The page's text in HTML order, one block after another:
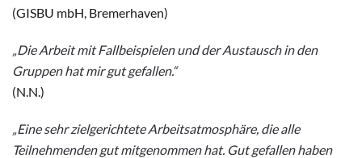
(GISBU mbH, Bremerhaven)
„Die Arbeit mit Fallbeispielen und der Austausch in den
Gruppen hat mir gut gefallen.“
(N.N.)
„Eine sehr zielgerichtete Arbeitsatmosphäre, die alle
Teilnehmenden gut mitgenommen hat. Gut gefallen haben